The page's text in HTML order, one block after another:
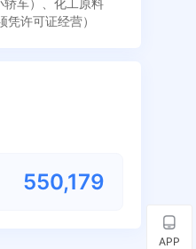
许可证经营）
550,179
APP